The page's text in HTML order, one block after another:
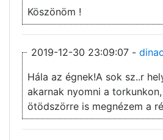
Köszönöm !
2019-12-30 23:09:07 -
Hála az égnek!A sok sz..r
akarnak nyomni a
ötödszörre is megnézem a